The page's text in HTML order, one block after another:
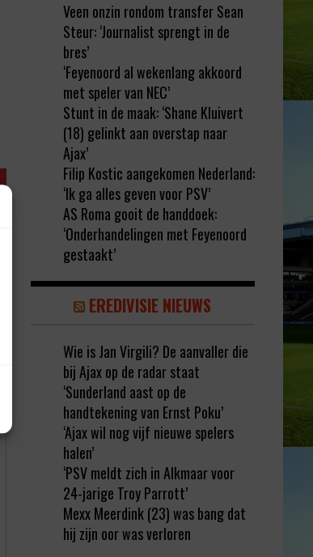
Veen onzin rondom transfer Sean
Steur: ‘Journalist sprengt in de
bres’
‘Feyenoord al wekenlang akkoord
met speler van NEC’
Stunt in de maak: ‘Shane Kluivert
(18) gelinkt aan overstap naar
Ajax’
Filip Kostic aangekomen Nederland:
‘Ik ga alles geven voor PSV’
AS Roma gooit de handdoek:
‘Onderhandelingen met Feyenoord
gestaakt’
EREDIVISIE NIEUWS
Wie is Jan Virgili? De aanvaller die
bij Ajax op de radar staat
‘Sunderland aast op de
handtekening van Ernst Poku’
‘Ajax wil nog vijf nieuwe spelers
halen’
‘PSV meldt zich in Alkmaar voor
24-jarige Troy Parrott’
Mexx Meerdink (23) was bang dat
hij zijn oor was verloren